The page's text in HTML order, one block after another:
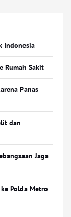
Indonesia
Rumah Sakit
Panas
dan
Jaga
Polda Metro